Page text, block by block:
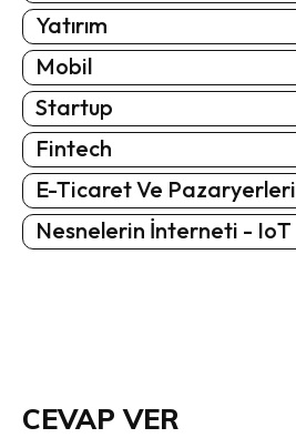
Yatırım
Mobil
Startup
Fintech
E-Ticaret Ve Pazaryerleri
Nesnelerin İnterneti - IoT
CEVAP VER